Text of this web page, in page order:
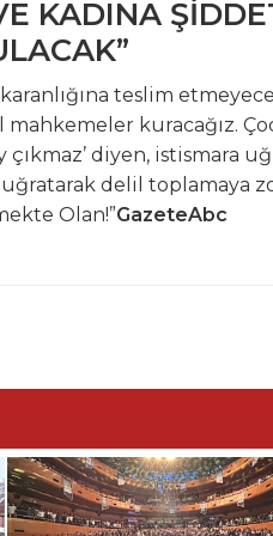
KADINA
teslim
kuracağız.
diyen, istismara
delil toplamaya
Olan!”GazeteAbc